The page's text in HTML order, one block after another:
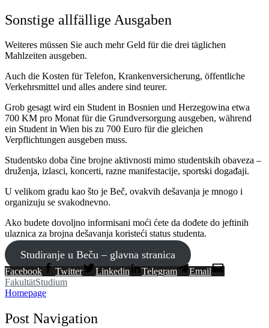
Sonstige allfällige Ausgaben
Weiteres müssen Sie auch mehr Geld für die drei täglichen
Mahlzeiten ausgeben.
Auch die Kosten für Telefon, Krankenversicherung, öffentliche
Verkehrsmittel und alles andere sind teurer.
Grob gesagt wird ein Student in Bosnien und Herzegowina etwa
700 KM pro Monat für die Grundversorgung ausgeben, während
ein Student in Wien bis zu 700 Euro für die gleichen
Verpflichtungen ausgeben muss.
Studentsko doba čine brojne aktivnosti mimo studentskih obaveza –
druženja, izlasci, koncerti, razne manifestacije, sportski događaji.
U velikom gradu kao što je Beč, ovakvih dešavanja je mnogo i
organizuju se svakodnevno.
Ako budete dovoljno informisani moći ćete da dođete do jeftinih
ulaznica za brojna dešavanja koristeći status studenta.
Studiranje u Beču – glavna stranica
Facebook Twitter Linkedin Telegram
Email
FakultätStudium
Homepage
Post Navigation